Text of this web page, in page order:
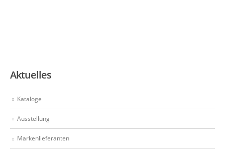
Aktuelles
Kataloge
Ausstellung
Markenlieferanten